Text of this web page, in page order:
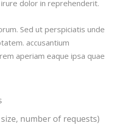
dolor in reprehenderit.
Sed ut perspiciatis unde
accusantium
aperiam eaque ipsa quae
number of requests)